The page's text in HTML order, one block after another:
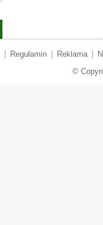
Regulamin Reklama
©